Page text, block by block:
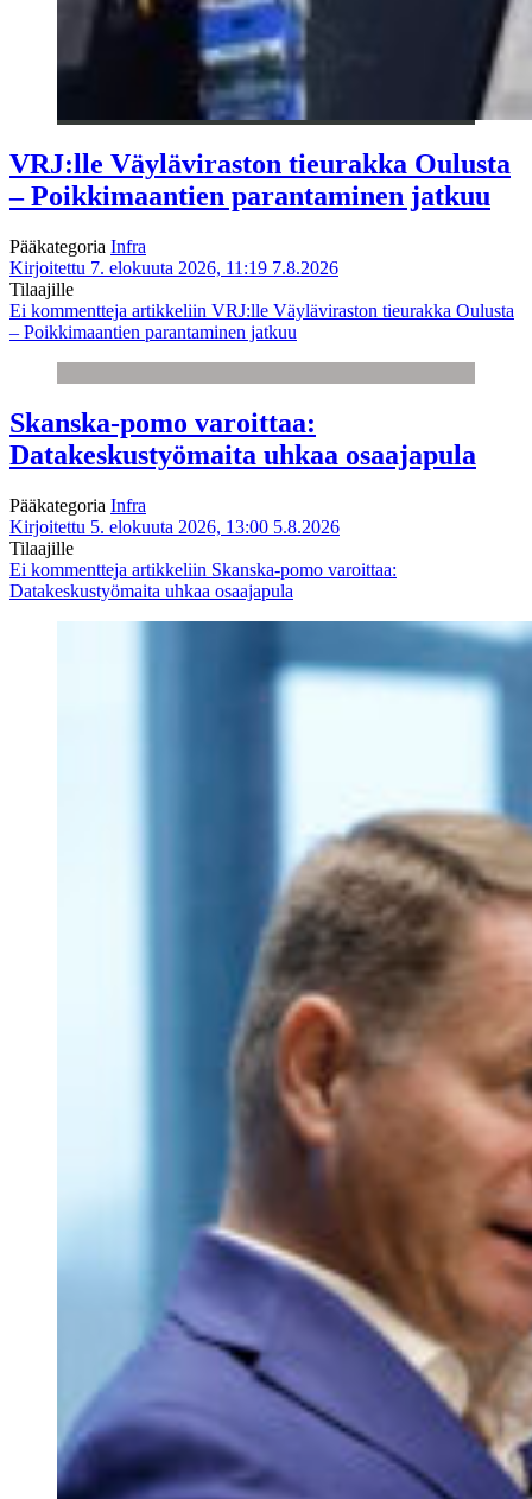
VRJ:lle Väyläviraston tieurakka Oulusta
– Poikkimaantien parantaminen jatkuu
Pääkategoria Infra
Kirjoitettu 7. elokuuta 2026, 11:19 7.8.2026
Tilaajille
Ei kommentteja artikkeliin VRJ:lle Väyläviraston tieurakka Oulusta
– Poikkimaantien parantaminen jatkuu
Skanska-pomo varoittaa:
Datakeskustyömaita uhkaa osaajapula
Pääkategoria Infra
Kirjoitettu 5. elokuuta 2026, 13:00 5.8.2026
Tilaajille
Ei kommentteja artikkeliin Skanska-pomo varoittaa:
Datakeskustyömaita uhkaa osaajapula